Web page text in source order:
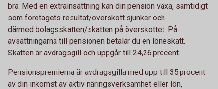
bra. Med en extrainsättning kan din pension växa, samtidigt
som företagets resultat/överskott sjunker och
därmed bolagsskatten/skatten på överskottet. På
avsättningarna till pensionen betalar du en löneskatt.
Skatten är avdragsgill och uppgår till 24,26 procent.
Pensionspremierna är avdragsgilla med upp till 35 procent
av din inkomst av aktiv näringsverksamhet eller lön,